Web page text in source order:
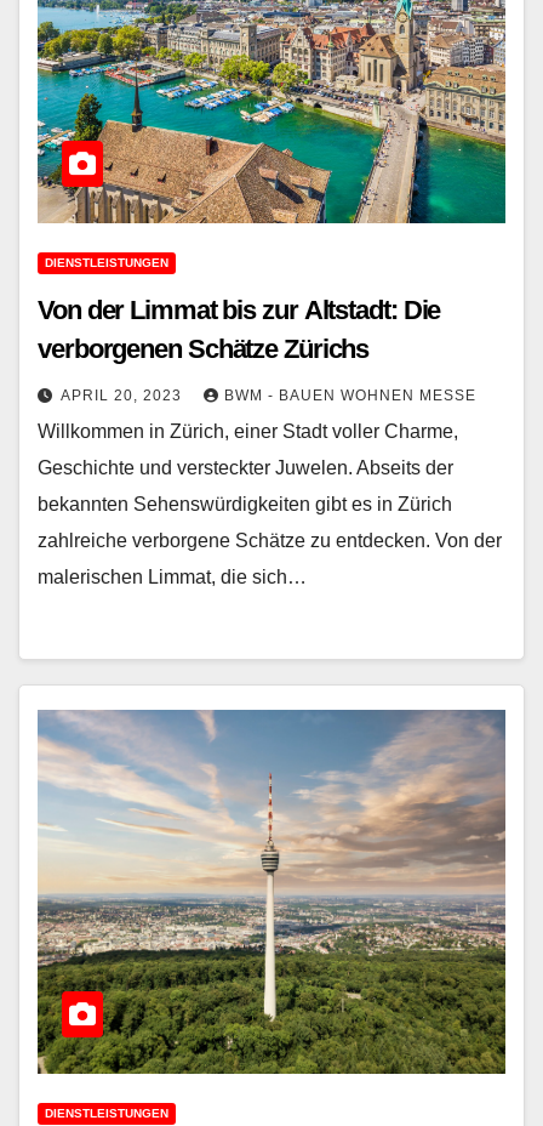
DIENSTLEISTUNGEN
Von der Limmat bis zur Altstadt: Die
verborgenen Schätze Zürichs
APRIL 20, 2023 BWM - BAUEN WOHNEN MESSE
Willkommen in Zürich, einer Stadt voller Charme,
Geschichte und versteckter Juwelen. Abseits der
bekannten Sehenswürdigkeiten gibt es in Zürich
zahlreiche verborgene Schätze zu entdecken. Von der
malerischen Limmat, die sich…
DIENSTLEISTUNGEN